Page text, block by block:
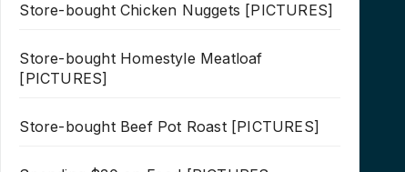
Store-bought Chicken Nuggets [PICTURES]
Store-bought Homestyle Meatloaf
[PICTURES]
Store-bought Beef Pot Roast [PICTURES]